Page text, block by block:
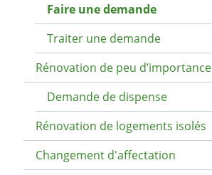
Faire une demande
Traiter une demande
Rénovation de peu d’importance
Demande de dispense
Rénovation de logements isolés
Changement d'affectation